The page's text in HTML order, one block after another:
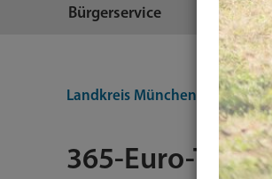
Bürgerservice
Landkreis München Themen
365-Euro-Ticket